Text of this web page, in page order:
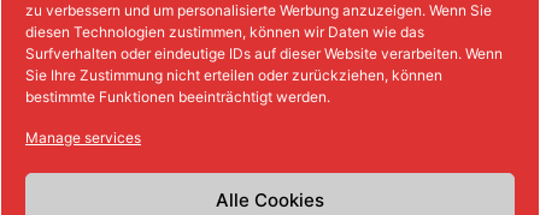
zu verbessern und um personalisierte Werbung anzuzeigen. Wenn Sie
diesen Technologien zustimmen, können wir Daten wie das
Surfverhalten oder eindeutige IDs auf dieser Website verarbeiten. Wenn
Sie Ihre Zustimmung nicht erteilen oder zurückziehen, können
bestimmte Funktionen beeinträchtigt werden.
Manage services
Alle Cookies
Anfang hilft es daher meist, den
Wasserhahn einfach in eine andere
Position zu bringen. Leider hilft diese
Maßnahme nicht immer. Hier muss man
dann wirklich die Verkalkung bzw.
Verschmutzung entfernen. Hierzu muss
man leider den Griff abschrauben. Die